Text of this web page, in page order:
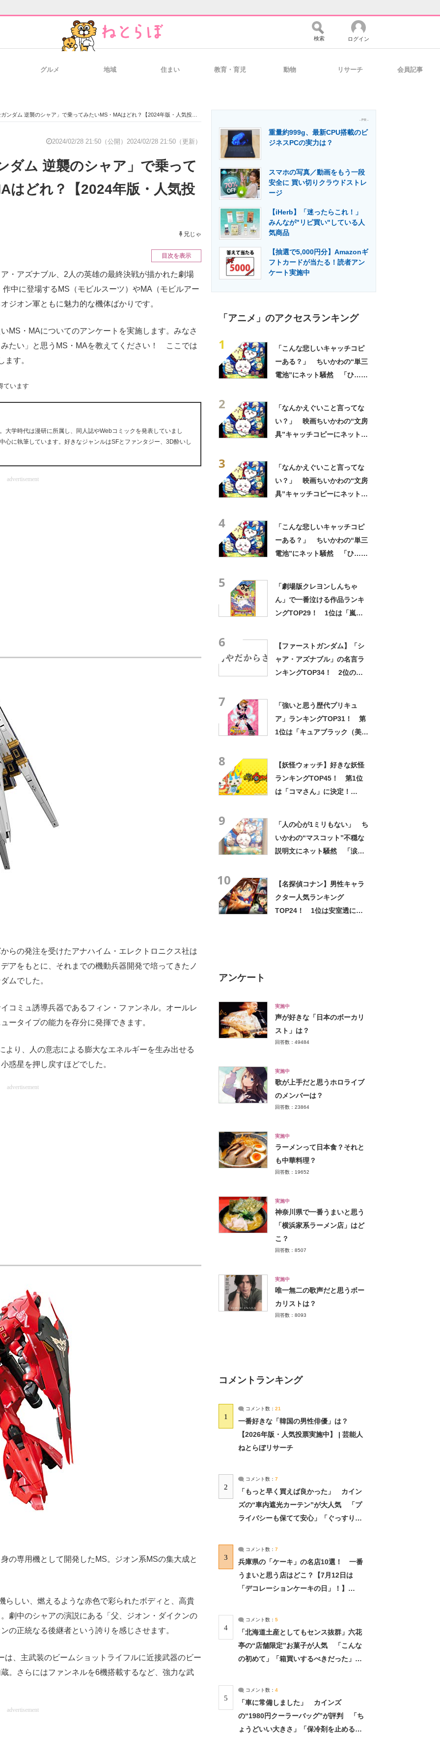
経営リーダーのコミュニティ マーケ×ITの今がよく分かる
IT製品の技術・比較・事例 製造業のIT導入・活用を支援
エネルギーの専門メディア 建設×テクノロジーの最前線
検索 ログイン
グルメ 地域 住まい 教育・育児 動物 リサーチ 会員記事
ンダム 逆襲のシャア」で乗ってみたいMS・MAはどれ？【2024年版・人気投票実施中】
2024/02/28 21:50（公開） 2024/02/28 21:50（更新）
ダム 逆襲のシャア」で乗って
はどれ？【2024年版・人気投
兄じゃ
目次を表示
アズナブル、2人の英雄の最終決戦が描かれた劇場
中に登場するMS（モビルスーツ）やMA（モビルアー
ジオン軍ともに魅力的な機体ばかりです。
・MAについてのアンケートを実施します。みなさ
たい」と思うMS・MAを教えてください！ ここでは
す。
ています
大学時代は漫研に所属し、同人誌やWebコミックを発表していまし
心に執筆しています。好きなジャンルはSFとファンタジー、3D酔いし
advertisement
の発注を受けたアナハイム・エレクトロニクス社は
アをもとに、それまでの機動兵器開発で培ってきたノ
ムでした。
ミュ誘導兵器であるフィン・ファンネル。オールレ
ータイプの能力を存分に発揮できます。
り、人の意志による膨大なエネルギーを生み出せる
惑星を押し戻すほどでした。
advertisement
専用機として開発したMS。ジオン系MSの集大成と
しい、燃えるような赤色で彩られたボディと、高貴
劇中のシャアの演説にある「父、ジオン・ダイクンの
の正統なる後継者という誇りを感じさせます。
、主武装のビームショットライフルに近接武器のビー
。さらにはファンネルを6機搭載するなど、強力な武
advertisement
- PR -
重量約999g、最新CPU搭載のビ
ジネスPCの実力は？
スマホの写真／動画をもう一段
安全に 買い切りクラウドストレ
ージ
【iHerb】「迷ったらこれ！」
みんなが"リピ買い"している人
気商品
【抽選で5,000円分】Amazonギ
フトカードが当たる！読者アン
ケート実施中
「アニメ」のアクセスランキング
1
「こんな悲しいキャッチコピ
ーある？」 ちいかわの“単三
電池”にネット騒然 「ひ…人
2
「なんかえぐいこと言ってな
い？」 映画ちいかわの“文房
具”キャッチコピーにネット騒
3
「なんかえぐいこと言ってな
い？」 映画ちいかわの“文房
具”キャッチコピーにネット騒
4
「こんな悲しいキャッチコピ
ーある？」 ちいかわの“単三
電池”にネット騒然 「ひ…人
5
「劇場版クレヨンしんちゃ
ん」で一番泣ける作品ランキ
ングTOP29！ 1位は「嵐を
6
【ファーストガンダム】「シ
ャア・アズナブル」の名言ラ
ンキングTOP34！ 2位の
7
「強いと思う歴代プリキュ
ア」ランキングTOP31！ 第
1位は「キュアブラック（美墨
8
【妖怪ウォッチ】好きな妖怪
ランキングTOP45！ 第1位
は「コマさん」に決定！
9
「人の心が1ミリもない」 ち
いかわの“マスコット”不穏な
説明文にネット騒然 「涙し
10
【名探偵コナン】男性キャラ
クター人気ランキング
TOP24！ 1位は安室透に決
アンケート
実施中
声が好きな「日本のボーカリ
スト」は？
回答数：49484
実施中
歌が上手だと思うホロライブ
のメンバーは？
回答数：23864
実施中
ラーメンって日本食？それと
も中華料理？
回答数：19652
実施中
神奈川県で一番うまいと思う
「横浜家系ラーメン店」はど
こ？
回答数：8507
実施中
唯一無二の歌声だと思うボー
カリストは？
回答数：8093
コメントランキング
1
コメント数： 21
一番好きな「韓国の男性俳優」は？
【2026年版・人気投票実施中】 | 芸能人
ねとらぼリサーチ
2
コメント数： 7
「もっと早く買えば良かった」 カイン
ズの“車内遮光カーテン”が大人気 「プ
ライバシーも保てて安心」「ぐっすり眠
3
コメント数： 7
兵庫県の「ケーキ」の名店10選！ 一番
うまいと思う店はどこ？【7月12日は
「デコレーションケーキの日」！】
4
コメント数： 5
「北海道土産としてもセンス抜群」六花
亭の“店舗限定”お菓子が人気 「こんな
の初めて」「箱買いするべきだった」
5
コメント数： 4
「車に常備しました」 カインズ
の“1980円クーラーバッグ”が評判 「ち
ょうどいい大きさ」「保冷剤を止めるベ